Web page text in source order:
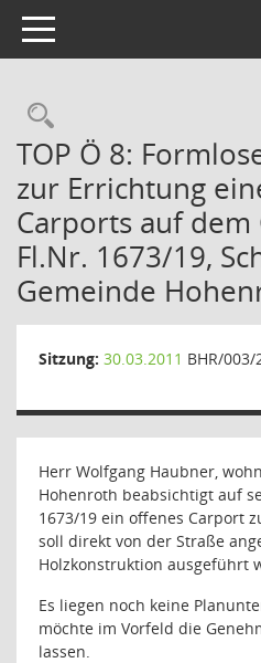
Toggle navigation
TOP Ö 8:
zur Errichtung
Carports auf
Fl.Nr. 1673/19,
Gemeinde
Sitzung: 30.03.2011 BHR/003/
Herr Wolfgang Haubner,
Hohenroth beabsichtigt auf
1673/19 ein offenes Carport
soll direkt von der Straße
Holzkonstruktion ausgeführt
Es liegen noch keine
möchte im Vorfeld die
lassen.